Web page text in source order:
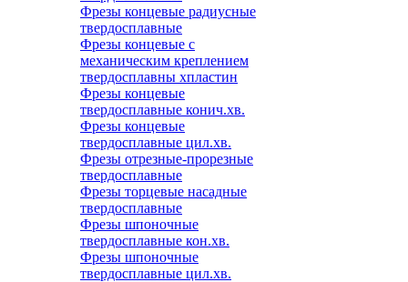
Фрезы концевые радиусные
твердосплавные
Фрезы концевые с
механическим креплением
твердосплавны хпластин
Фрезы концевые
твердосплавные конич.хв.
Фрезы концевые
твердосплавные цил.хв.
Фрезы отрезные-прорезные
твердосплавные
Фрезы торцевые насадные
твердосплавные
Фрезы шпоночные
твердосплавные кон.хв.
Фрезы шпоночные
твердосплавные цил.хв.